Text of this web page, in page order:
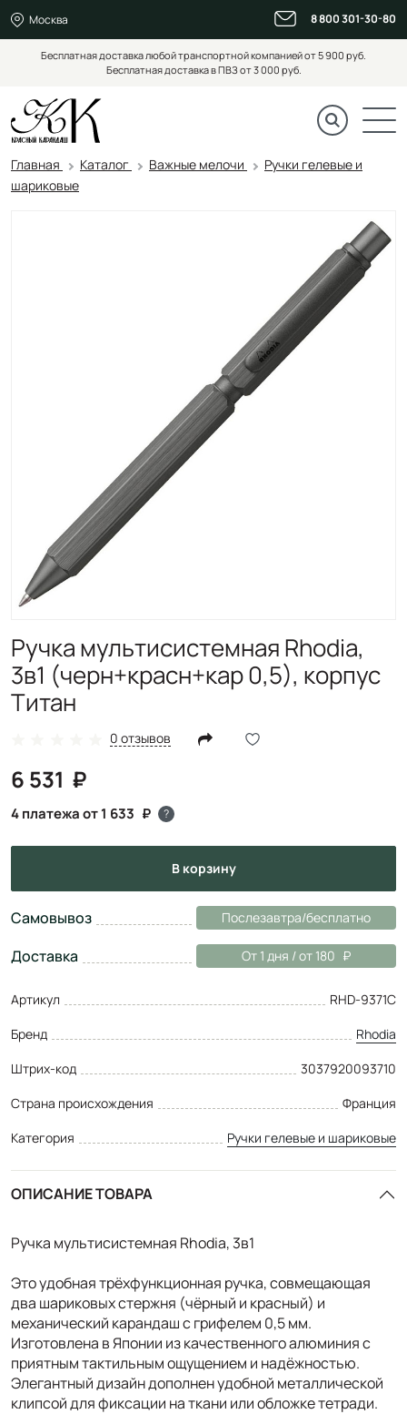
Москва 8 800 301-30-80
Бесплатная доставка любой транспортной компанией от 5 900 руб.
Бесплатная доставка в ПВЗ от 3 000 руб.
Главная Каталог Важные мелочи
Ручки гелевые и
шариковые
Ручка мультисистемная Rhodia,
3в1 (черн+красн+кар 0,5), корпус
Титан
0 отзывов
6 531
4 платежа от 1 633 ?
в корзину
Самовывоз Послезавтра/бесплатно
Доставка От 1 дня / от 180
Артикул
RHD-9371C
Бренд
Rhodia
Штрих-код
3037920093710
Страна происхождения
Франция
Категория
Ручки гелевые и шариковые
ОПИСАНИЕ ТОВАРА
Ручка мультисистемная Rhodia, 3в1
Это удобная трёхфункционная ручка, совмещающая
два шариковых стержня (чёрный и красный) и
механический карандаш с грифелем 0,5 мм.
Изготовлена в Японии из качественного алюминия с
приятным тактильным ощущением и надёжностью.
Элегантный дизайн дополнен удобной металлической
клипсой для фиксации на ткани или обложке тетради.